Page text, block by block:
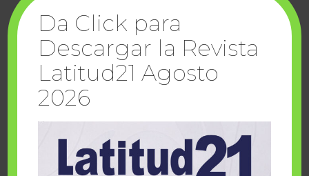
sábado, agosto 8 2026
Da Click para
Descargar la Revista
Latitud21 Agosto
2026